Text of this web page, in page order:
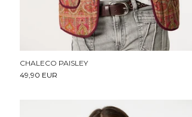
CHALECO PAISLEY
49,90 EUR